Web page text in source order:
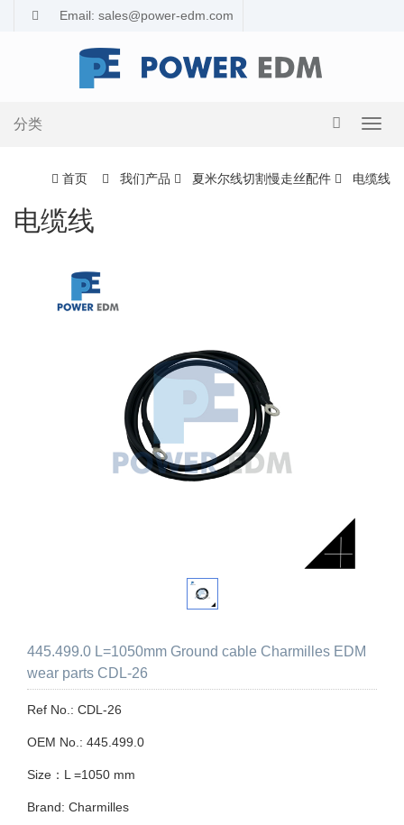
Email: sales@power-edm.com
导
换
分类
首页 我们产品 夏米尔线切割慢走丝配件 电缆线
电缆线
445.499.0 L=1050mm Ground cable Charmilles EDM
wear parts CDL-26
Ref No.: CDL-26
OEM No.: 445.499.0
Size：L =1050 mm
Brand: Charmilles